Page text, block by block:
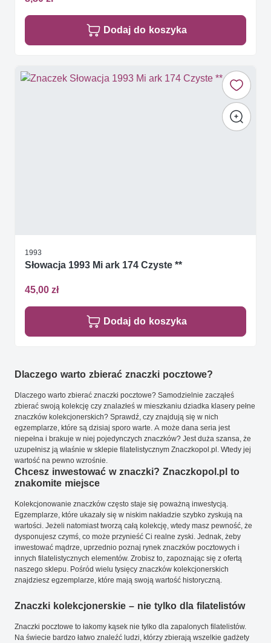
Dodaj do koszyka
1993
Słowacja 1993 Mi ark 174 Czyste **
45,00 zł
Dodaj do koszyka
Dlaczego warto zbierać znaczki pocztowe?
Dlaczego warto zbierać znaczki pocztowe? Samodzielnie zacząłeś
zbierać swoją kolekcję czy znalazłeś w mieszkaniu dziadka klasery pełne
znaczków kolekcjonerskich? Sprawdź, czy znajdują się w nich
egzemplarze, które są dzisiaj sporo warte. A może dana seria jest
niepełna i brakuje w niej pojedynczych znaczków? Jest duża szansa, że
uzupełnisz ją właśnie w sklepie filatelistycznym Znaczkopol.pl. Wtedy jej
wartość na pewno wzrośnie.
Chcesz inwestować w znaczki? Znaczkopol.pl to
znakomite miejsce
Kolekcjonowanie znaczków często staje się poważną inwestycją.
Egzemplarze, które ukazały się w niskim nakładzie szybko zyskują na
wartości. Jeżeli natomiast tworzą całą kolekcję, wtedy masz pewność, że
dysponujesz czymś, co może przynieść Ci realne zyski. Jednak, żeby
inwestować mądrze, uprzednio poznaj rynek znaczków pocztowych i
innych filatelistycznych elementów. Zrobisz to, zapoznając się z ofertą
naszego sklepu. Pośród wielu tysięcy znaczków kolekcjonerskich
znajdziesz egzemplarze, które mają swoją wartość historyczną.
Znaczki kolekcjonerskie – nie tylko dla filatelistów
Znaczki pocztowe to łakomy kąsek nie tylko dla zapalonych filatelistów.
Na świecie bardzo łatwo znaleźć ludzi, którzy zbierają wszelkie gadżety